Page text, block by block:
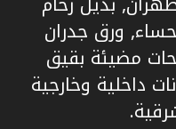
ورق جدران
مضيئة بقيق
داخلية وخارجية